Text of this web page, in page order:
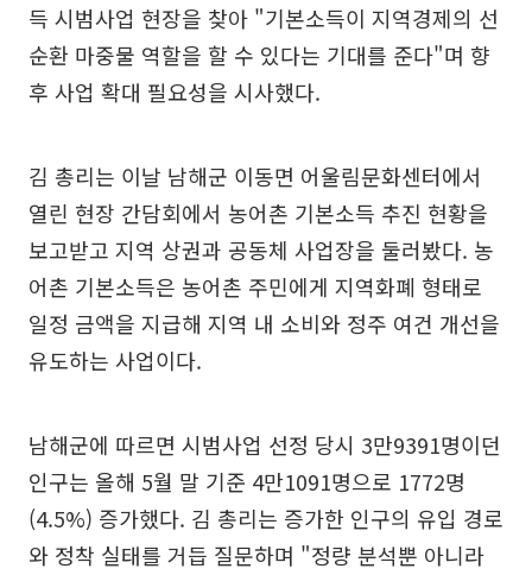
득 시범사업 현장을 찾아 "기본소득이 지역경제의 선
순환 마중물 역할을 할 수 있다는 기대를 준다"며 향
후 사업 확대 필요성을 시사했다.
김 총리는 이날 남해군 이동면 어울림문화센터에서
열린 현장 간담회에서 농어촌 기본소득 추진 현황을
보고받고 지역 상권과 공동체 사업장을 둘러봤다. 농
어촌 기본소득은 농어촌 주민에게 지역화폐 형태로
일정 금액을 지급해 지역 내 소비와 정주 여건 개선을
유도하는 사업이다.
남해군에 따르면 시범사업 선정 당시 3만9391명이던
인구는 올해 5월 말 기준 4만1091명으로 1772명
(4.5%) 증가했다. 김 총리는 증가한 인구의 유입 경로
와 정착 실태를 거듭 질문하며 "정량 분석뿐 아니라